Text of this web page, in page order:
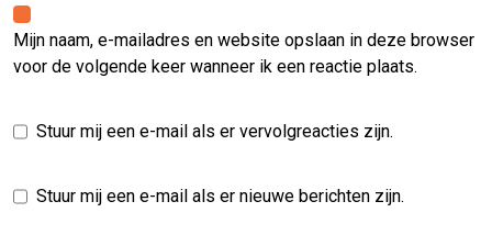
Mijn naam, e-mailadres en website opslaan in deze browser
voor de volgende keer wanneer ik een reactie plaats.
Stuur mij een e-mail als er vervolgreacties zijn.
Stuur mij een e-mail als er nieuwe berichten zijn.